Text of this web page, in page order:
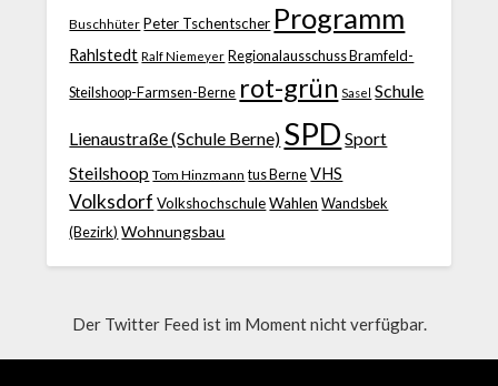
Buschhüter Peter Tschentscher Programm
Rahlstedt Ralf Niemeyer Regionalausschuss Bramfeld-
Steilshoop-Farmsen-Berne rot-grün Sasel Schule
Lienaustraße (Schule Berne) SPD Sport
Steilshoop Tom Hinzmann tus Berne VHS
Volksdorf Volkshochschule Wahlen Wandsbek
(Bezirk) Wohnungsbau
Der Twitter Feed ist im Moment nicht verfügbar.